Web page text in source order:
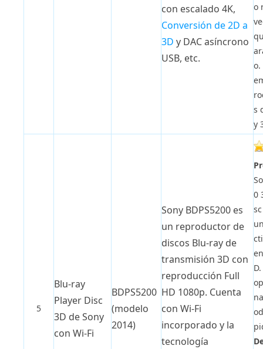
con escalado 4K,
Conversión de 2D a
3D y DAC asíncrono
USB, etc.
o
o.
s
y
5
Blu-ray
Player Disc
3D de Sony
con Wi-Fi
BDPS5200
(modelo
2014)
Sony BDPS5200 es
un reproductor de
discos Blu-ray de
transmisión 3D con
reproducción Full
HD 1080p. Cuenta
con Wi-Fi
incorporado y la
tecnología
0